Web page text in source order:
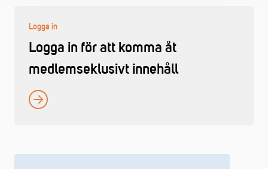
Logga in
Logga in för att komma åt
medlemseklusivt innehåll